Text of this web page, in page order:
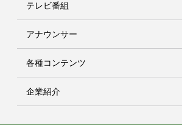
テレビ番組
アナウンサー
各種コンテンツ
企業紹介